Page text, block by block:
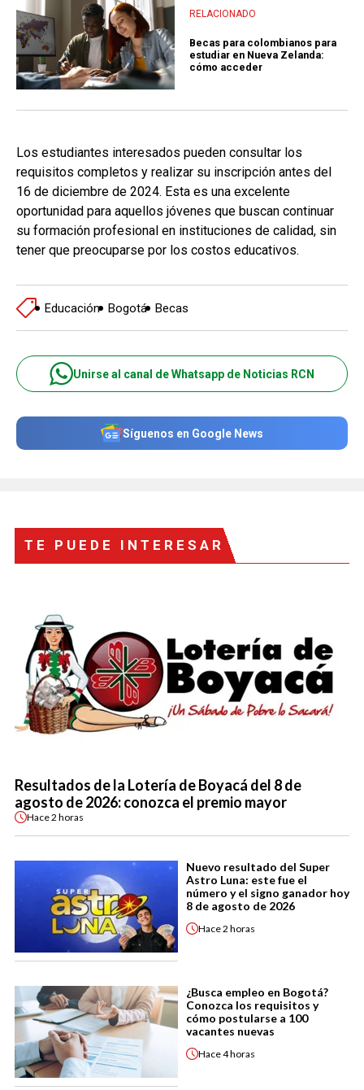
RELACIONADO
Becas para colombianos para
estudiar en Nueva Zelanda:
cómo acceder
Los estudiantes interesados pueden consultar los
requisitos completos y realizar su inscripción antes del
16 de diciembre de 2024. Esta es una excelente
oportunidad para aquellos jóvenes que buscan continuar
su formación profesional en instituciones de calidad, sin
tener que preocuparse por los costos educativos.
Educación Bogotá Becas
Unirse al canal de Whatsapp de Noticias RCN
Síguenos en Google News
TE PUEDE INTERESAR
Resultados de la Lotería de Boyacá del 8 de
agosto de 2026: conozca el premio mayor
Hace2 horas
Nuevo resultado del Super
Astro Luna: este fue el
número y el signo ganador hoy
8 de agosto de 2026
Hace2 horas
¿Busca empleo en Bogotá?
Conozca los requisitos y
cómo postularse a 100
vacantes nuevas
Hace4 horas